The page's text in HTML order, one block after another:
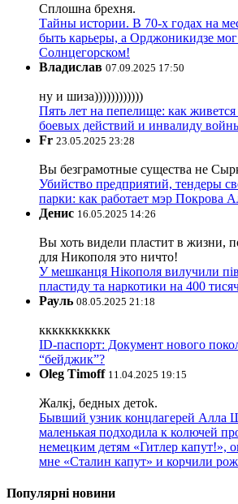
Сплошна брехня.
Тайны истории. В 70-х годах на
быть карьеры, а Орджоникидзе мог
Солнцегорском!
Владислав 07.09.2025 17:50
ну и шиза))))))))))))
Пять лет на пепелище: как
боевых действий и инвалиду
Fr 23.05.2025 23:28
Вы безграмотные существа не
Убийство предприятий, тендеры
парки: как работает мэр Покрова
Денис 16.05.2025 14:26
Вы хоть видели пластит в жизни,
для Никополя это ничто!
У мешканця Нікополя вилучили
пластиду та наркотики на 400
Рауль 08.05.2025 21:18
ккккккккккк
ID-паспорт: Документ нового
“бейджик”?
Oleg Timoff 11.04.2025 19:15
Жалкj, бедных детok.
Бывший узник концлагерей Алла
маленькая подходила к колючей
немецким детям «Гитлер капут!»,
мне «Сталин капут» и корчили
Популярні новини